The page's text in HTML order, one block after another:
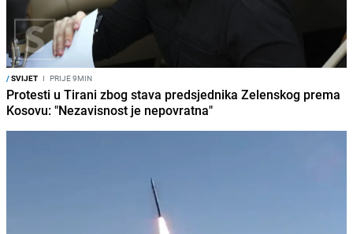
/SVIJET I PRIJE 9MIN
Protesti u Tirani zbog stava predsjednika Zelenskog prema
Kosovu: "Nezavisnost je nepovratna"